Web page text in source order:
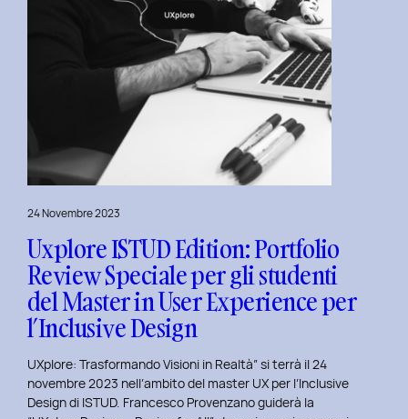
24 Novembre 2023
Uxplore ISTUD Edition: Portfolio
Review Speciale per gli studenti
del Master in User Experience per
l’Inclusive Design
UXplore: Trasformando Visioni in Realtà” si terrà il 24
novembre 2023 nell’ambito del master UX per l’Inclusive
Design di ISTUD. Francesco Provenzano guiderà la